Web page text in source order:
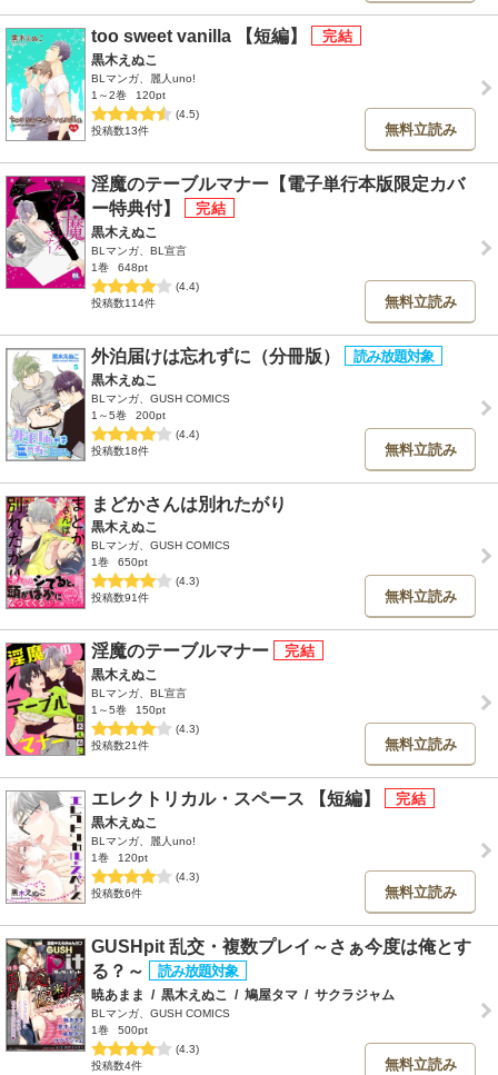
too sweet vanilla 【短編】
黒木えぬこ
BLマンガ、麗人uno!
1～2巻
120pt
(4.5)
投稿数13件
無料立読み
淫魔のテーブルマナー【電子単行本版限定カバ
ー特典付】
黒木えぬこ
BLマンガ、BL宣言
1巻
648pt
(4.4)
投稿数114件
無料立読み
外泊届けは忘れずに（分冊版）
黒木えぬこ
BLマンガ、GUSH COMICS
1～5巻
200pt
(4.4)
投稿数18件
無料立読み
まどかさんは別れたがり
黒木えぬこ
BLマンガ、GUSH COMICS
1巻
650pt
(4.3)
投稿数91件
無料立読み
淫魔のテーブルマナー
黒木えぬこ
BLマンガ、BL宣言
1～5巻
150pt
(4.3)
投稿数21件
無料立読み
エレクトリカル・スペース 【短編】
黒木えぬこ
BLマンガ、麗人uno!
1巻
120pt
(4.3)
投稿数6件
無料立読み
GUSHpit 乱交・複数プレイ～さぁ今度は俺とす
る？～
暁あまま / 黒木えぬこ / 鳩屋タマ / サクラジャム
BLマンガ、GUSH COMICS
1巻
500pt
(4.3)
投稿数4件
無料立読み